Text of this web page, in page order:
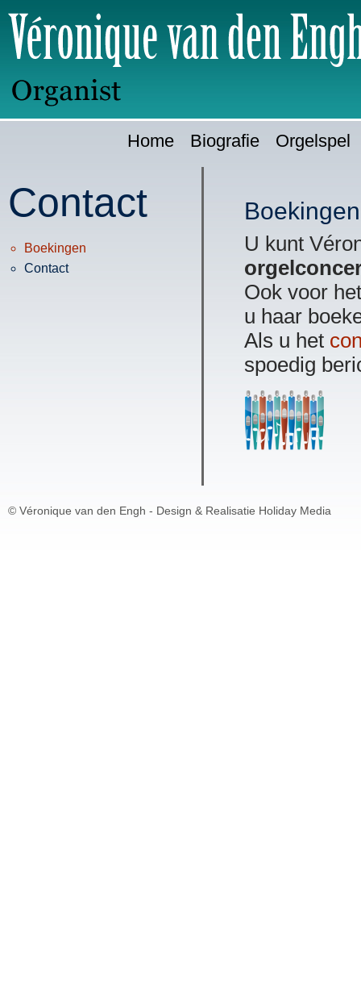
Ga
direct
naar:
Home Biografie Orgelspel
Boekingen
U kunt
Ook voor
u haar
Als u het
spoedig
Contact
Boekingen
Contact
© Véronique van den Engh - Design & Realisatie Holiday Media